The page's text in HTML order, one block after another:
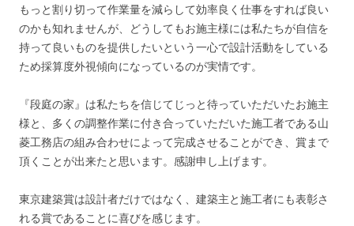
もっと割り切って作業量を減らして効率良く仕事をすれば良い
のかも知れませんが、どうしてもお施主様には私たちが自信を
持って良いものを提供したいという一心で設計活動をしている
ため採算度外視傾向になっているのが実情です。
『段庭の家』は私たちを信じてじっと待っていただいたお施主
様と、多くの調整作業に付き合っていただいた施工者である山
菱工務店の組み合わせによって完成させることができ、賞まで
頂くことが出来たと思います。感謝申し上げます。
東京建築賞は設計者だけではなく、建築主と施工者にも表彰さ
れる賞であることに喜びを感じます。